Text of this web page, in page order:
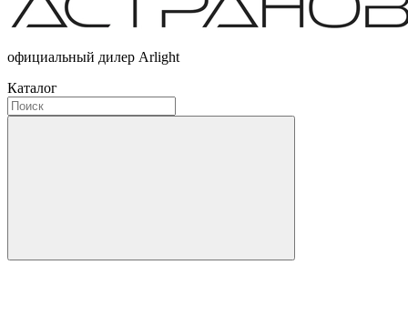
официальный дилер Arlight
Каталог